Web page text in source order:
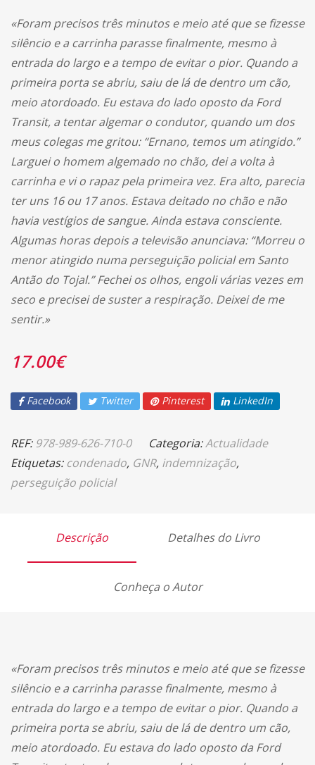
«Foram precisos três minutos e meio até que se fizesse
silêncio e a carrinha parasse finalmente, mesmo à
entrada do largo e a tempo de evitar o pior. Quando a
primeira porta se abriu, saiu de lá de dentro um cão,
meio atordoado. Eu estava do lado oposto da Ford
Transit, a tentar algemar o condutor, quando um dos
meus colegas me gritou: “Ernano, temos um atingido.”
Larguei o homem algemado no chão, dei a volta à
carrinha e vi o rapaz pela primeira vez. Era alto, parecia
ter uns 16 ou 17 anos. Estava deitado no chão e não
havia vestígios de sangue. Ainda estava consciente.
Algumas horas depois a televisão anunciava: “Morreu o
menor atingido numa perseguição policial em Santo
Antão do Tojal.” Fechei os olhos, engoli várias vezes em
seco e precisei de suster a respiração. Deixei de me
sentir.»
17.00€
Facebook Twitter Pinterest LinkedIn
REF:978-989-626-710-0 Categoria:Actualidade
Etiquetas: condenado, GNR, indemnização,
perseguição policial
Descrição Detalhes do Livro
Conheça o Autor
«Foram precisos três minutos e meio até que se fizesse
silêncio e a carrinha parasse finalmente, mesmo à
entrada do largo e a tempo de evitar o pior. Quando a
primeira porta se abriu, saiu de lá de dentro um cão,
meio atordoado. Eu estava do lado oposto da Ford